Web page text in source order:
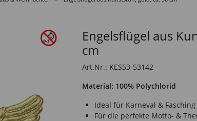
Engelsflügel aus
cm
Art.Nr.: KES53-53142
Material: 100% Polychlorid
Ideal für Karneval & Fasching
Für die perfekte Motto- &